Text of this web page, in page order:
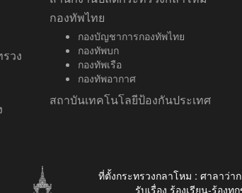
วง
กองทัพไทย
กองบัญชาการกองทัพไทย
กองทัพบก
กองทัพเรือ
กองทัพอากาศ
สถาบันเทคโนโลยีป้องกันประเทศ
ที่ตั้งกระทรวงกลาโหม : ศาลาว่
รับเรื่อง ร้องเรียน-ร้อ